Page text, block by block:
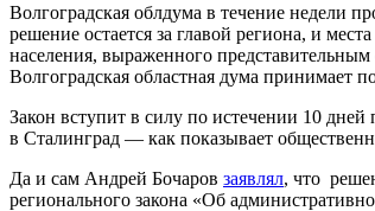
Волгоградская облдума в течение недели
решение остается за главой региона, и
населения, выраженного
Волгоградская областная дума принимает
Закон вступит в силу по истечении 10
в Сталинград — как показывает
Да и сам Андрей Бочаров заявлял, что
регионального закона «Об